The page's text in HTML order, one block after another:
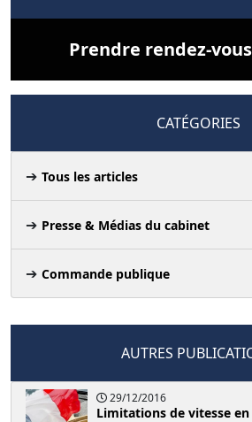
Prendre rendez-
CATÉGORIES
Tous les articles
Presse & Médias du cabinet
Commande publique
AUTRES
29/12/2016
Limitations de vitesse